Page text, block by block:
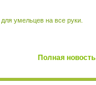
умельцев на все руки.
Полная новость